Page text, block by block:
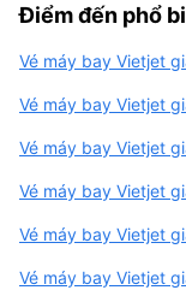
Điểm đến phổ
Vé máy bay Vietjet
Vé máy bay Vietjet
Vé máy bay Vietjet
Vé máy bay Vietjet
Vé máy bay Vietjet
Vé máy bay Vietjet